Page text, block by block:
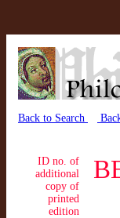
Back to Search
ID no. of
additional
copy of
printed
edition